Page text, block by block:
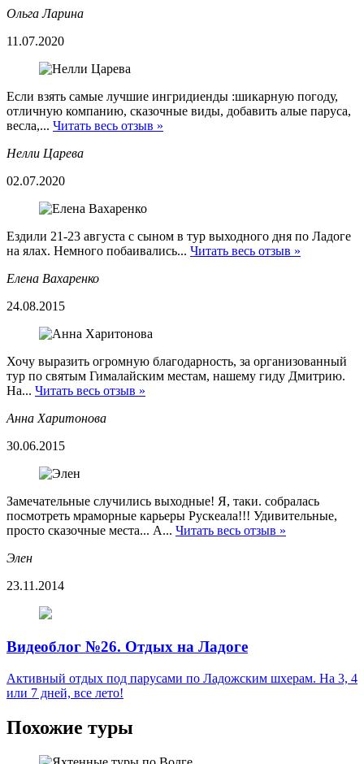
Ольга Ларина
11.07.2020
Если взять самые лучшие ингридиенды :шикарную погоду,
отличную компанию, сказочные виды, добавить алые паруса,
весла,... Читать весь отзыв »
Нелли Царева
02.07.2020
Ездили 21-23 августа с сыном в тур выходного дня по Ладоге
на ялах. Немного побаивались... Читать весь отзыв »
Елена Вахаренко
24.08.2015
Хочу выразить огромную благодарность, за организованный
тур по святым Гималайским местам, нашему гиду Дмитрию.
На... Читать весь отзыв »
Анна Харитонова
30.06.2015
Замечательные случились выходные! Я, таки. собралась
посмотреть мраморные карьеры Рускеала!!! Удивительные,
просто сказочные места... А... Читать весь отзыв »
Элен
23.11.2014
Видеоблог №26. Отдых на Ладоге
Активный отдых под парусами по Ладожским шхерам. На 3, 4
или 7 дней, все лето!
Похожие туры